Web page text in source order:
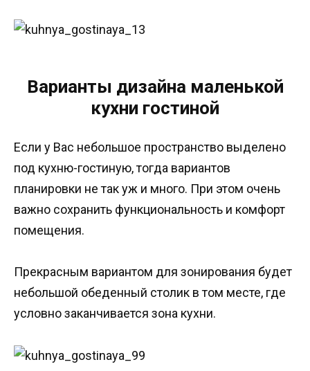
Варианты дизайна маленькой
кухни гостиной
Если у Вас небольшое пространство выделено
под кухню-гостиную, тогда вариантов
планировки не так уж и много. При этом очень
важно сохранить функциональность и комфорт
помещения.
Прекрасным вариантом для зонирования будет
небольшой обеденный столик в том месте, где
условно заканчивается зона кухни.